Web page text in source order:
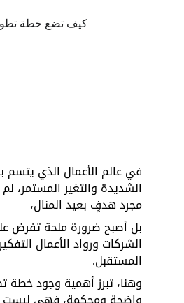
في عالم الأعمال الذي يتسم
الشديدة والتغير المستمر،
مجرد هدفٍ بعيد المنال،
بل أصبح ضرورة ملحة تفرض
الشركات ورواد الأعمال
المستقبل.
وهنا، تبرز أهمية وجود خطة